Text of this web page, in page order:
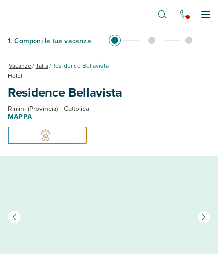
1. Componi la tua vacanza
Vacanze/ Italia/Residence Bellavista
Hotel
Residence Bellavista
Rimini (Provincia) - Cattolica
MAPPA